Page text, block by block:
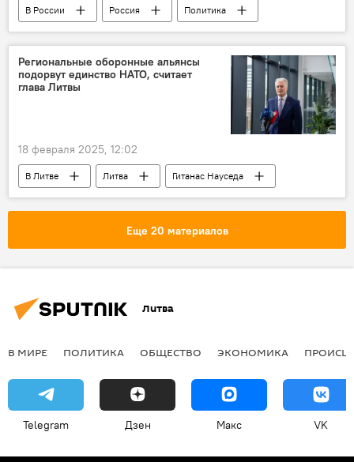
В России Россия
Политика
Дмитрий Песков
переговоры
Украина
Региональные оборонные альянсы
подорвут единство НАТО, считает
глава Литвы
18 февраля 2025, 12:02
В Литве Литва
Гитанас Науседа
Политика
США НАТО
Еще 20 материалов
Литва
В МИРЕ ПОЛИТИКА ОБЩЕСТВО ЭКОНОМИКА
Telegram Дзен Макс VK